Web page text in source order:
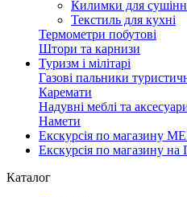
Килимки для
Текстиль для кухні
Термометри побутові
Штори та карнизи
Туризм і мілітарі
Газові пальники
Каремати
Надувні меблі та
Намети
Екскурсія по магазину
Екскурсія по магазину на
Каталог